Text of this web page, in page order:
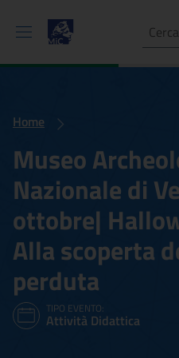
Ricerca
Home
Museo
Nazionale di
ottobre|
Alla scoperta
perduta
TIPO EVENTO:
Attività Didattica